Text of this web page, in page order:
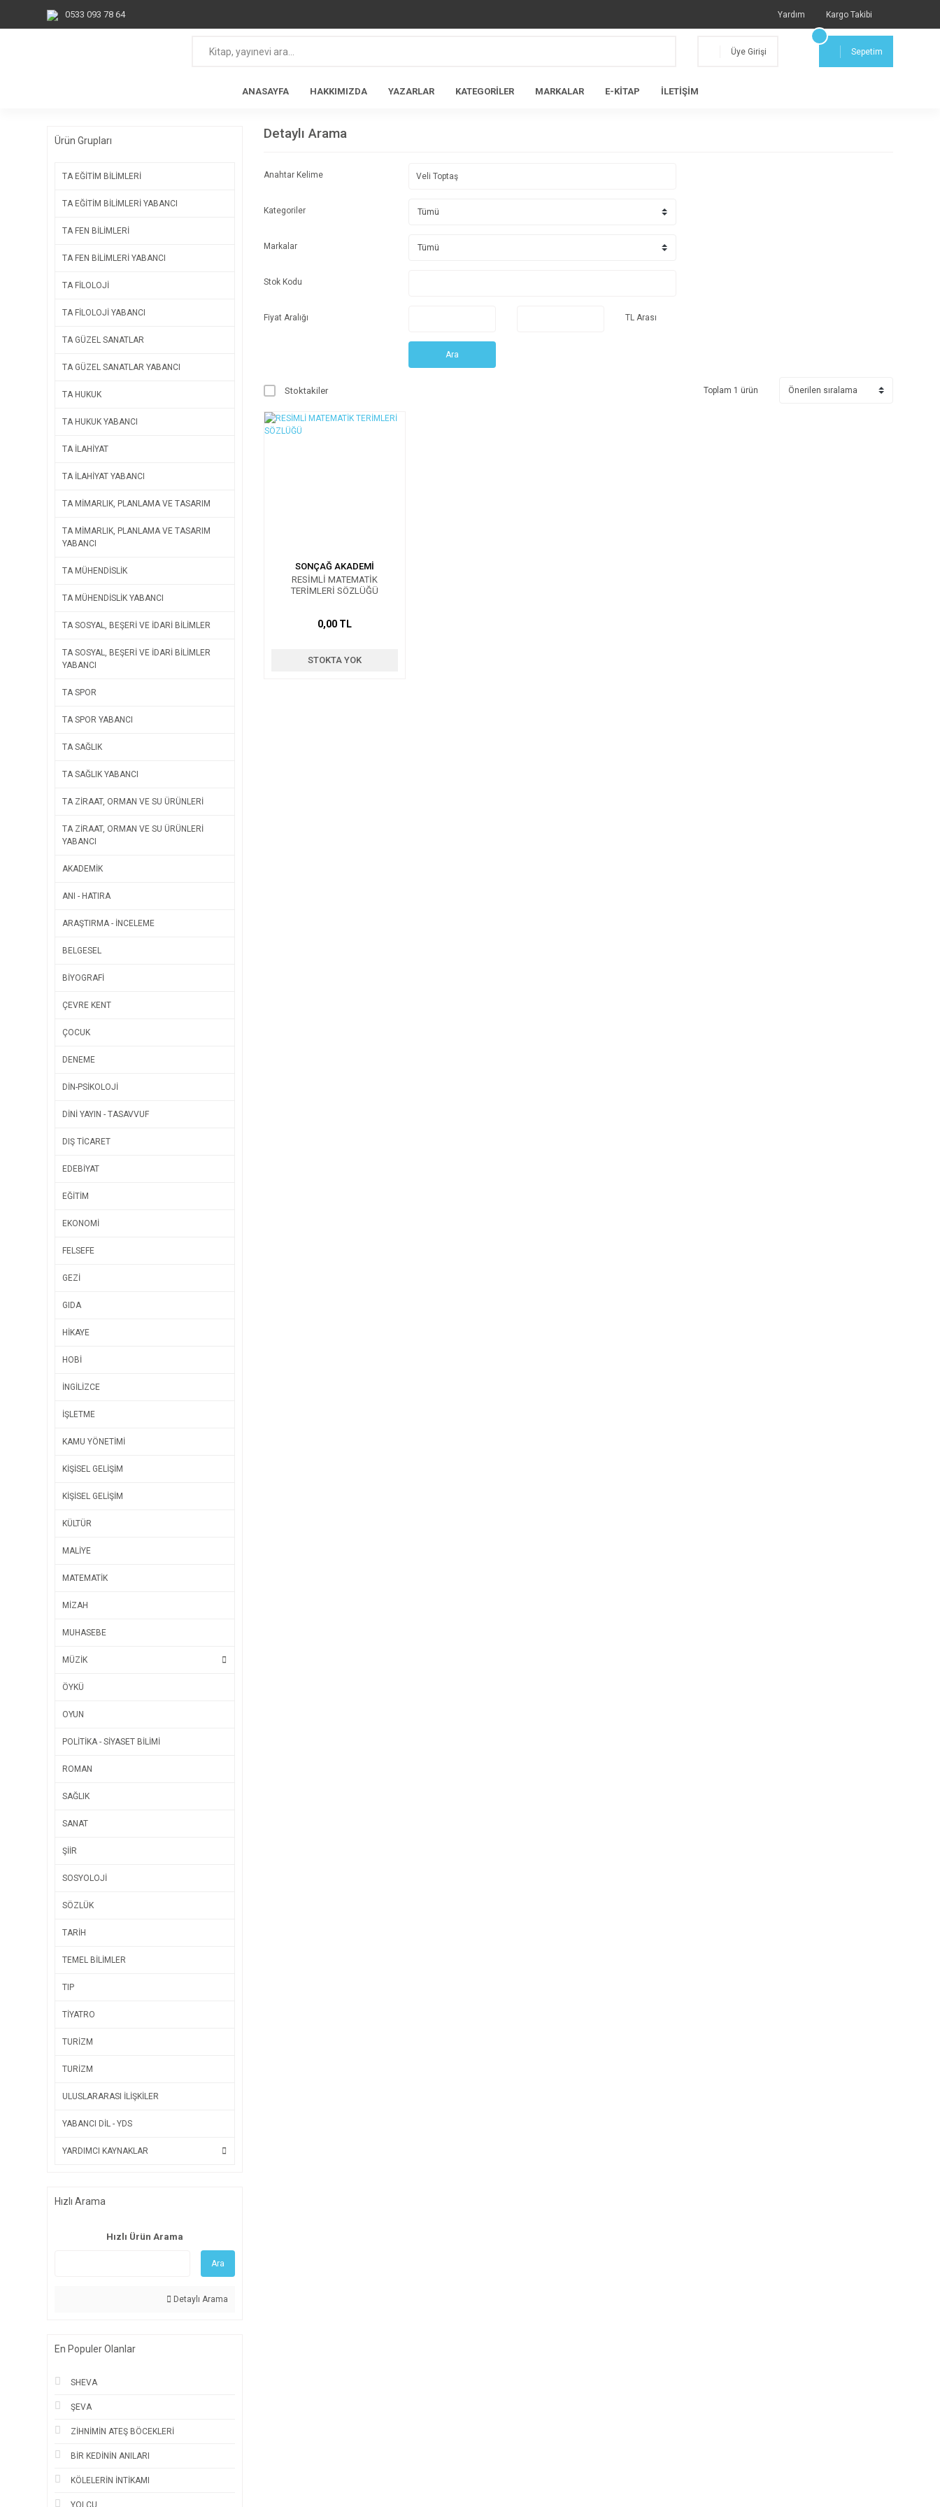
0533 093 78 64 Yardım Kargo Takibi
Üye Girişi Sepetim
ANASAYFA HAKKIMIZDA YAZARLAR KATEGORİLER MARKALAR E-KİTAP İLETİŞİM
Ürün Grupları
TA EĞİTİM BİLİMLERİ
TA EĞİTİM BİLİMLERİ YABANCI
TA FEN BİLİMLERİ
TA FEN BİLİMLERİ YABANCI
TA FİLOLOJİ
TA FİLOLOJİ YABANCI
TA GÜZEL SANATLAR
TA GÜZEL SANATLAR YABANCI
TA HUKUK
TA HUKUK YABANCI
TA İLAHİYAT
TA İLAHİYAT YABANCI
TA MİMARLIK, PLANLAMA VE TASARIM
TA MİMARLIK, PLANLAMA VE TASARIM
YABANCI
TA MÜHENDİSLİK
TA MÜHENDİSLİK YABANCI
TA SOSYAL, BEŞERİ VE İDARİ BİLİMLER
TA SOSYAL, BEŞERİ VE İDARİ BİLİMLER
YABANCI
TA SPOR
TA SPOR YABANCI
TA SAĞLIK
TA SAĞLIK YABANCI
TA ZİRAAT, ORMAN VE SU ÜRÜNLERİ
TA ZİRAAT, ORMAN VE SU ÜRÜNLERİ
YABANCI
AKADEMİK
ANI - HATIRA
ARAŞTIRMA - İNCELEME
BELGESEL
BİYOGRAFİ
ÇEVRE KENT
ÇOCUK
DENEME
DİN-PSİKOLOJİ
DİNİ YAYIN - TASAVVUF
DIŞ TİCARET
EDEBİYAT
EĞİTİM
EKONOMİ
FELSEFE
GEZİ
GIDA
HİKAYE
HOBİ
İNGİLİZCE
İŞLETME
KAMU YÖNETİMİ
KİŞİSEL GELİŞİM
KİŞİSEL GELİŞİM
KÜLTÜR
MALİYE
MATEMATİK
MİZAH
MUHASEBE
MÜZİK
ÖYKÜ
OYUN
POLİTİKA - SİYASET BİLİMİ
ROMAN
SAĞLIK
SANAT
ŞİİR
SOSYOLOJİ
SÖZLÜK
TARİH
TEMEL BİLİMLER
TIP
TİYATRO
TURİZM
TURİZM
ULUSLARARASI İLİŞKİLER
YABANCI DİL - YDS
YARDIMCI KAYNAKLAR
Hızlı Arama
Hızlı Ürün Arama
Ara
Detaylı Arama
En Populer Olanlar
SHEVA
ŞEVA
ZİHNİMİN ATEŞ BÖCEKLERİ
BİR KEDİNİN ANILARI
KÖLELERİN İNTİKAMI
YOLCU
Detaylı Arama
Anahtar Kelime
Kategoriler
Markalar
Stok Kodu
Fiyat Aralığı TL Arası
Ara
Stoktakiler Toplam 1 ürün
SONÇAĞ AKADEMİ
RESİMLİ MATEMATİK
TERİMLERİ SÖZLÜĞÜ
0,00 TL
STOKTA YOK